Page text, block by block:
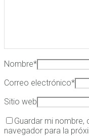
Nombre*
Correo electrónico*
Sitio web
Guardar mi
navegador para la